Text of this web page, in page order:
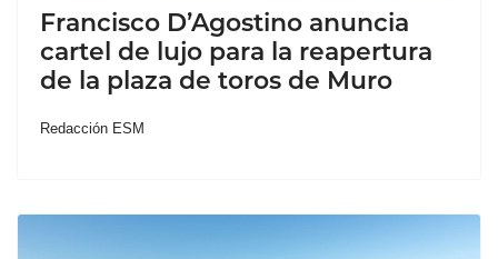
Francisco D’Agostino anuncia
cartel de lujo para la reapertura
de la plaza de toros de Muro
Redacción ESM